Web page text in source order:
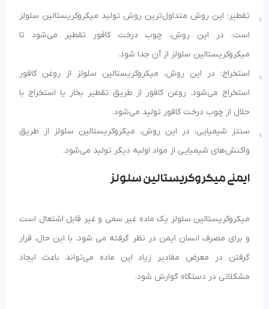
تقطیر: این روش متداول‌ترین روش تولید میکروکریستالین سلولز
است. در این روش، چوب درخت کافور تقطیر می‌شود تا
میکروکریستالین سلولز از آن جدا شود.
استخراج: در این روش، میکروکریستالین سلولز از روغن کافور
استخراج می‌شود. روغن کافور از طریق تقطیر بخار یا استخراج با
حلال از چوب درخت کافور تولید می‌شود.
سنتز شیمیایی: در این روش، میکروکریستالین سلولز از طریق
واکنش‌های شیمیایی از مواد اولیه دیگر تولید می‌شود.
ایمنی میکروکریستالین سلولز
میکروکریستالین سلولز یک ماده غیر سمی و غیر قابل اشتعال است
و برای مصرف انسان ایمن در نظر گرفته می شود. با این حال، قرار
گرفتن در معرض مقادیر زیاد این ماده می‌تواند باعث ایجاد
مشکلاتی در دستگاه گوارش شود.